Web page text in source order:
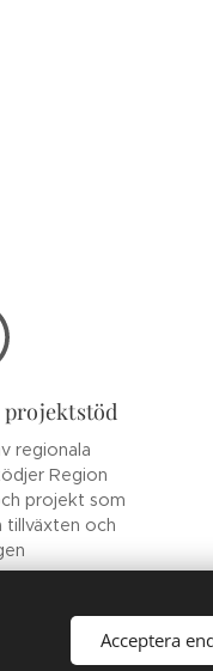
projektstöd
regionala
Region
projekt som
tillväxten och
Acceptera